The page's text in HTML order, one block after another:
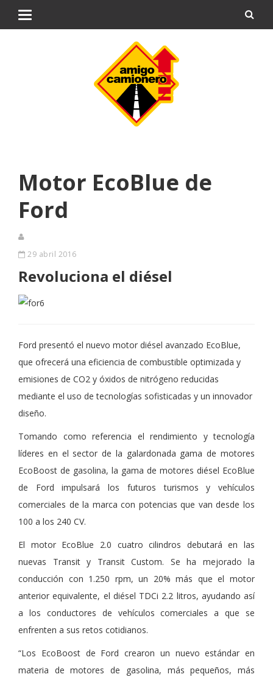
Motor EcoBlue de
Ford
29 abril 2016
Revoluciona el diésel
Ford presentó el nuevo motor diésel avanzado EcoBlue,
que ofrecerá una eficiencia de combustible optimizada y
emisiones de CO2 y óxidos de nitrógeno reducidas
mediante el uso de tecnologías sofisticadas y un innovador
diseño.
Tomando como referencia el rendimiento y tecnología
líderes en el sector de la galardonada gama de motores
EcoBoost de gasolina, la gama de motores diésel EcoBlue
de Ford impulsará los futuros turismos y vehículos
comerciales de la marca con potencias que van desde los
100 a los 240 CV.
El motor EcoBlue 2.0 cuatro cilindros debutará en las
nuevas Transit y Transit Custom. Se ha mejorado la
conducción con 1.250 rpm, un 20% más que el motor
anterior equivalente, el diésel TDCi 2.2 litros, ayudando así
a los conductores de vehículos comerciales a que se
enfrenten a sus retos cotidianos.
“Los EcoBoost de Ford crearon un nuevo estándar en
materia de motores de gasolina, más pequeños, más